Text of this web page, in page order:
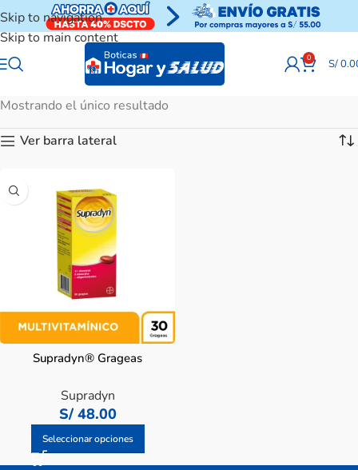
Skip to navigation
Skip to main content
0 S/
Mostrando el único resultado
Ver barra lateral
Supradyn® Grageas
Supradyn
S/48.00
Seleccionar opciones